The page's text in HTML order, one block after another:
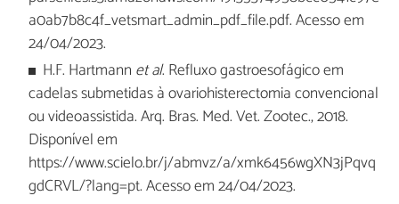
a0ab7b8c4f_vetsmart_admin_pdf_file.pdf. Acesso em
24/04/2023.
H.F. Hartmann et al. Refluxo gastroesofágico em
cadelas submetidas à ovariohisterectomia convencional
ou videoassistida. Arq. Bras. Med. Vet. Zootec., 2018.
Disponível em
https://www.scielo.br/j/abmvz/a/xmk6456wgXN3jPqvq
gdCRVL/?lang=pt. Acesso em 24/04/2023.